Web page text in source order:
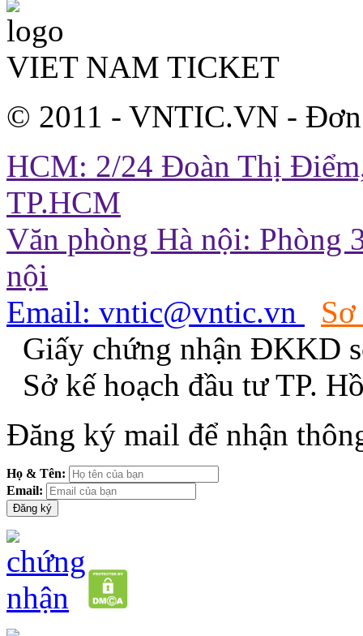
VIET NAM TICKET
© 2011 - VNTIC.VN -
HCM: 2/24 Đoàn Thị
TP.HCM
Văn phòng Hà nội: Phòng
nội
Email: vntic@vntic.vn
Giấy chứng nhận ĐKKD
Sở kế hoạch đầu tư TP.
Đăng ký mail để nhận
Họ & Tên:
Email: